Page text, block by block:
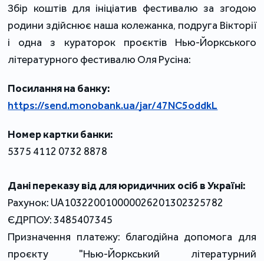
Збір коштів для ініціатив фестивалю за згодою
родини здійснює наша колежанка, подруга Вікторії
і одна з кураторок проєктів Нью-Йоркського
літературного фестивалю Оля Русіна:
Посилання на банку:
https://send.monobank.ua/jar/47NC5oddkL
Номер картки банки:
5375 4112 0732 8878
Дані переказу від для юридичних осіб в Україні:
Рахунок: UA103220010000026201302325782
ЄДРПОУ: 3485407345
Призначення платежу: благодійна допомога для
проєкту "Нью-Йоркський літературний